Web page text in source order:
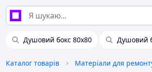
Душовий бокс 80х80 Душовий
Каталог товарів Матеріали для